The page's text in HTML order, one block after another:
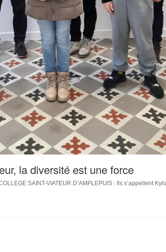
la diversité est une force
SAINT-VIATEUR D’AMPLEPUIS : Ils s’appellent